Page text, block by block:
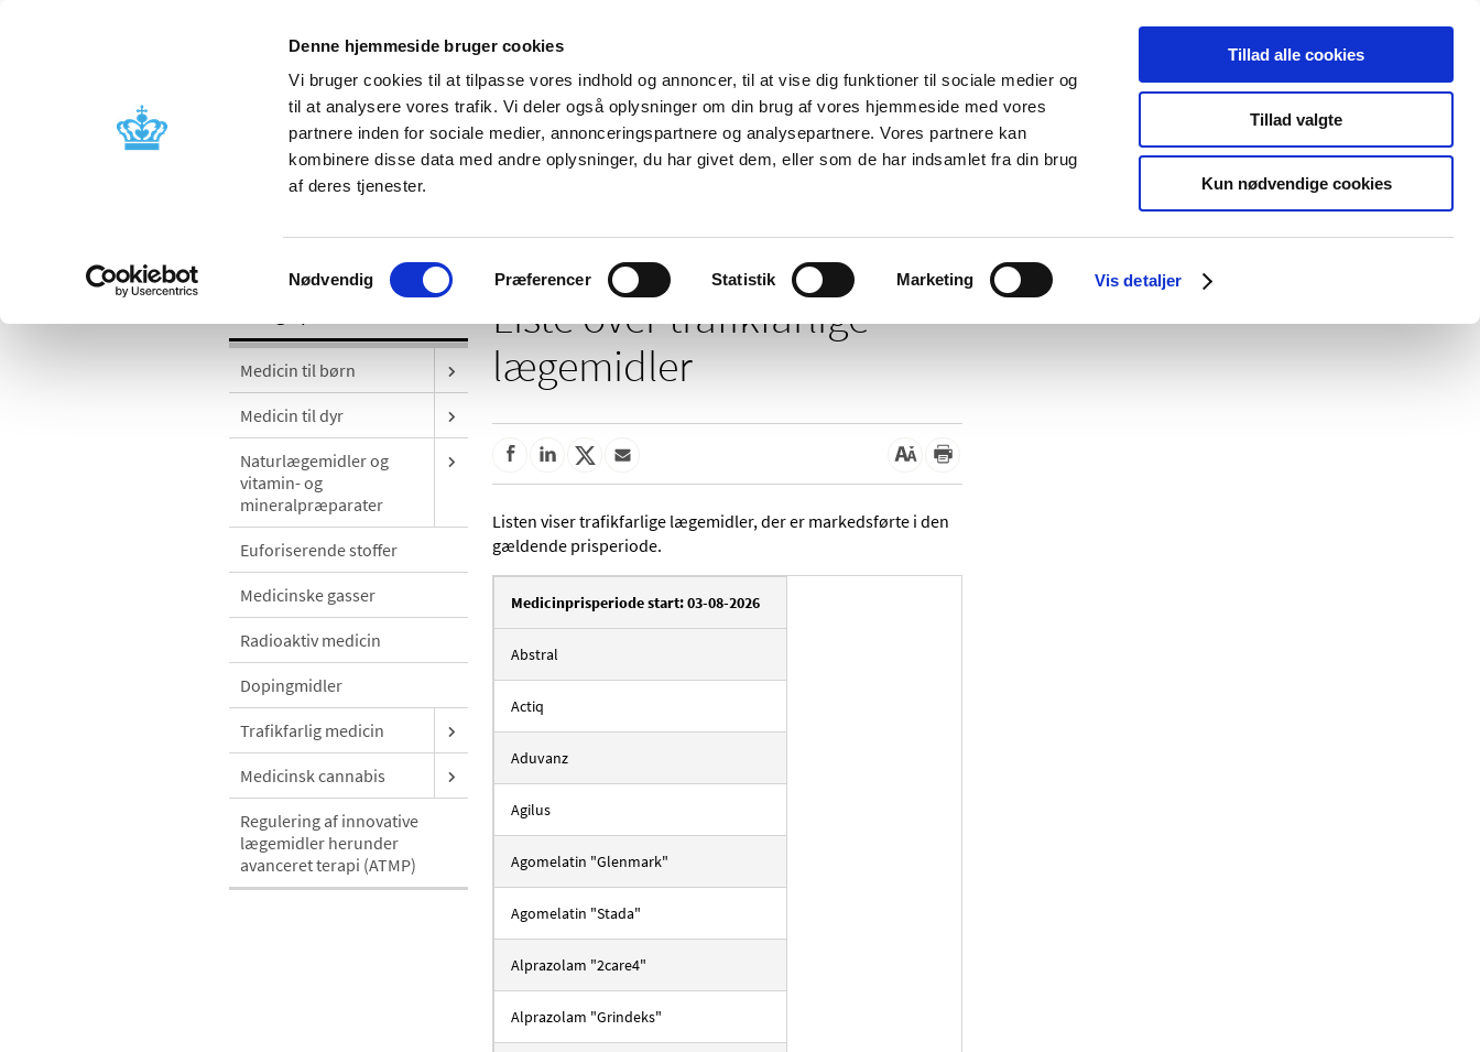
Denne hjemmeside bruger cookies
Vi bruger cookies til at tilpasse vores indhold og annoncer, til at vise dig funktioner til sociale medier og
til at analysere vores trafik. Vi deler også oplysninger om din brug af vores hjemmeside med vores
partnere inden for sociale medier, annonceringspartnere og analysepartnere. Vores partnere kan
kombinere disse data med andre oplysninger, du har givet dem, eller som de har indsamlet fra din brug
af deres tjenester.
Samtykkevalg
Nødvendig Præferencer Statistik Marketing Vis detaljer
Tillad alle cookies
Tillad valgte
Kun nødvendige cookies
Nyheder Om os Kontakt Udgivelser
Godkendelse og
Bivirkninger og
produktinformation
Tilskud og
Apoteker og salg af
Medicinsk
Særlige
produktområder
Medicin til børn
Medicin til dyr
Naturlægemidler og
vitamin- og
mineralpræparater
Euforiserende stoffer
Medicinske gasser
Radioaktiv medicin
Dopingmidler
Trafikfarlig medicin
Medicinsk cannabis
Regulering af innovative
lægemidler herunder
avanceret terapi (ATMP)
Liste over trafikfarlige
lægemidler
Listen viser trafikfarlige lægemidler, der er markedsførte i den
gældende prisperiode.
Medicinprisperiode start: 03-08-2026
Abstral
Actiq
Aduvanz
Agilus
Agomelatin "Glenmark"
Agomelatin "Stada"
Alprazolam "2care4"
Alprazolam "Grindeks"